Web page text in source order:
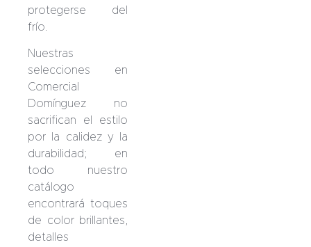
protegerse del
frío.
Nuestras
selecciones en
Comercial
Domínguez no
sacrifican el estilo
por la calidez y la
durabilidad; en
todo nuestro
catálogo
encontrará toques
de color brillantes,
detalles